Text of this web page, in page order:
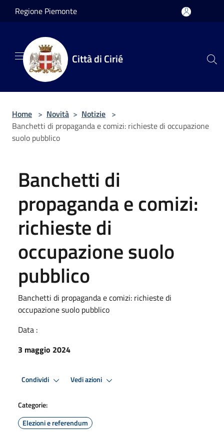
Salta al contenuto principale
Regione Piemonte
Città di Cirié
Home > Novità > Notizie >
Banchetti di propaganda e comizi: richieste di occupazione
suolo pubblico
Banchetti di
propaganda e comizi:
richieste di
occupazione suolo
pubblico
Banchetti di propaganda e comizi: richieste di
occupazione suolo pubblico
Data :
3 maggio 2024
Condividi Vedi azioni
Categorie:
Elezioni e referendum